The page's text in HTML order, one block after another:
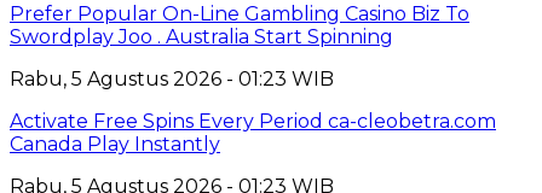
Prefer Popular On-Line Gambling Casino Biz To
Swordplay Joo . Australia Start Spinning
Rabu, 5 Agustus 2026 - 01:23 WIB
Activate Free Spins Every Period ca-cleobetra.com
Canada Play Instantly
Rabu, 5 Agustus 2026 - 01:23 WIB